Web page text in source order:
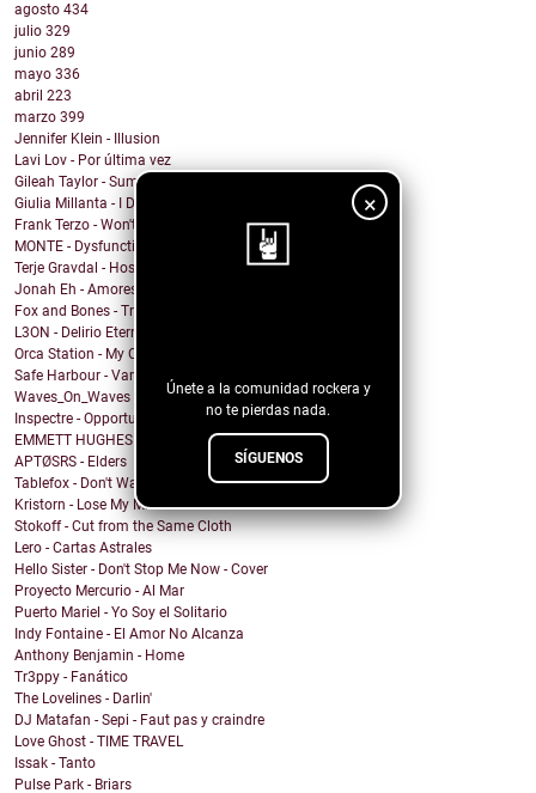
×
Únete a la comunidad rockera y
no te pierdas nada.
SÍGUENOS
agosto 434
julio 329
junio 289
mayo 336
abril 223
marzo 399
Jennifer Klein - Illusion
Lavi Lov - Por última vez
Gileah Taylor - Summer Jubilee
Giulia Millanta - I Dance My Way
Frank Terzo - Won't Dance Alone
MONTE - Dysfunctional Mess
Terje Gravdal - Hostage In My Home (feat. Frida H...
Jonah Eh - Amores de Fin de Semana
Fox and Bones - Tricks
L3ON - Delirio Eterno
Orca Station - My Compass
Safe Harbour - Vampire
Waves_On_Waves & Sonic Shades Of Blue & Castles Ma...
Inspectre - Opportunity
EMMETT HUGHES - What Will I Do
APTØSRS - Elders
Tablefox - Don't Wait For Me To Be What You Want M...
Kristorn - Lose My Mind
Stokoff - Cut from the Same Cloth
Lero - Cartas Astrales
Hello Sister - Don't Stop Me Now - Cover
Proyecto Mercurio - Al Mar
Puerto Mariel - Yo Soy el Solitario
Indy Fontaine - El Amor No Alcanza
Anthony Benjamin - Home
Tr3ppy - Fanático
The Lovelines - Darlin'
DJ Matafan - Sepi - Faut pas y craindre
Love Ghost - TIME TRAVEL
Issak - Tanto
Pulse Park - Briars